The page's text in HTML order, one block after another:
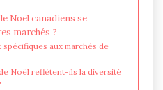
Noël canadiens se
marchés ?
aux marchés de
Noël reflètent-ils la diversité